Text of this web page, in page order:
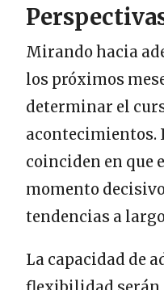
Mirando hacia
los próximos
determinar el
acontecimientos.
coinciden en que
momento
tendencias a
La capacidad de